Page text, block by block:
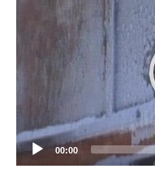
00:00